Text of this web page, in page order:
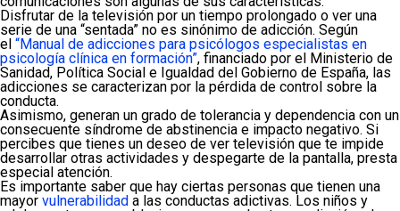
Disfrutar de la televisión por un tiempo prolongado o ver una
serie de una “sentada” no es sinónimo de adicción. Según
el “Manual de adicciones para psicólogos especialistas en
psicología clínica en formación”, financiado por el Ministerio de
Sanidad, Política Social e Igualdad del Gobierno de España, las
adicciones se caracterizan por la pérdida de control sobre la
conducta.
Asimismo, generan un grado de tolerancia y dependencia con un
consecuente síndrome de abstinencia e impacto negativo. Si
percibes que tienes un deseo de ver televisión que te impide
desarrollar otras actividades y despegarte de la pantalla, presta
especial atención.
Es importante saber que hay ciertas personas que tienen una
mayor vulnerabilidad a las conductas adictivas. Los niños y